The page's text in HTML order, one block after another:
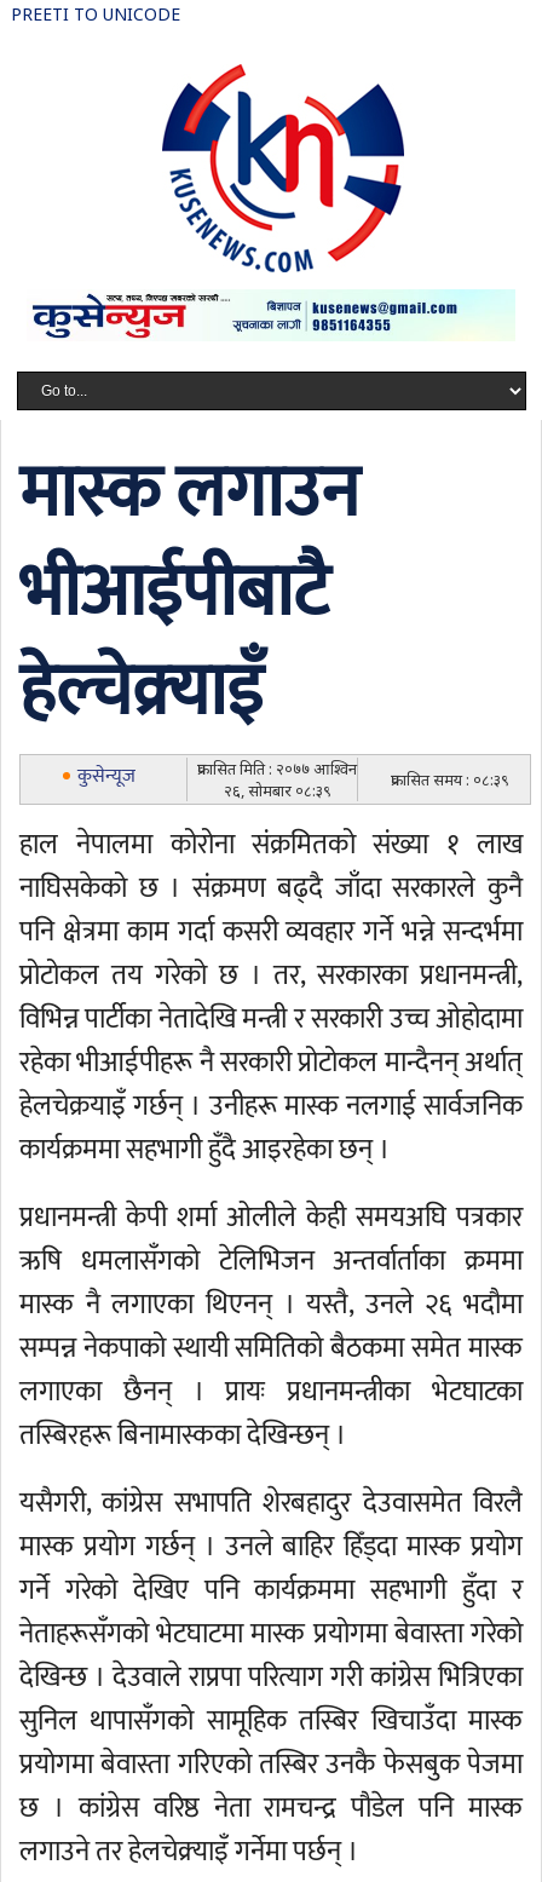
PREETI TO UNICODE
मास्क लगाउन
भीआईपीबाटै
हेल्चेक्र्याइँ
कुसेन्यूज
प्रकासित मिति : २०७७ आश्विन
२६, सोमबार ०८:३९
प्रकासित समय : ०८:३९
हाल नेपालमा कोरोना संक्रमितको संख्या १ लाख
नाघिसकेको छ । संक्रमण बढ्दै जाँदा सरकारले कुनै
पनि क्षेत्रमा काम गर्दा कसरी व्यवहार गर्ने भन्ने सन्दर्भमा
प्रोटोकल तय गरेको छ । तर, सरकारका प्रधानमन्त्री,
विभिन्न पार्टीका नेतादेखि मन्त्री र सरकारी उच्च ओहोदामा
रहेका भीआईपीहरू नै सरकारी प्रोटोकल मान्दैनन् अर्थात्
हेलचेक्रयाइँ गर्छन् । उनीहरू मास्क नलगाई सार्वजनिक
कार्यक्रममा सहभागी हुँदै आइरहेका छन् ।
प्रधानमन्त्री केपी शर्मा ओलीले केही समयअघि पत्रकार
ऋषि धमलासँगको टेलिभिजन अन्तर्वार्ताका क्रममा
मास्क नै लगाएका थिएनन् । यस्तै, उनले २६ भदौमा
सम्पन्न नेकपाको स्थायी समितिको बैठकमा समेत मास्क
लगाएका छैनन् । प्रायः प्रधानमन्त्रीका भेटघाटका
तस्बिरहरू बिनामास्कका देखिन्छन् ।
यसैगरी, कांग्रेस सभापति शेरबहादुर देउवासमेत विरलै
मास्क प्रयोग गर्छन् । उनले बाहिर हिँड्दा मास्क प्रयोग
गर्ने गरेको देखिए पनि कार्यक्रममा सहभागी हुँदा र
नेताहरूसँगको भेटघाटमा मास्क प्रयोगमा बेवास्ता गरेको
देखिन्छ । देउवाले राप्रपा परित्याग गरी कांग्रेस भित्रिएका
सुनिल थापासँगको सामूहिक तस्बिर खिचाउँदा मास्क
प्रयोगमा बेवास्ता गरिएको तस्बिर उनकै फेसबुक पेजमा
छ । कांग्रेस वरिष्ठ नेता रामचन्द्र पौडेल पनि मास्क
लगाउने तर हेलचेक्र्याइँ गर्नेमा पर्छन् ।